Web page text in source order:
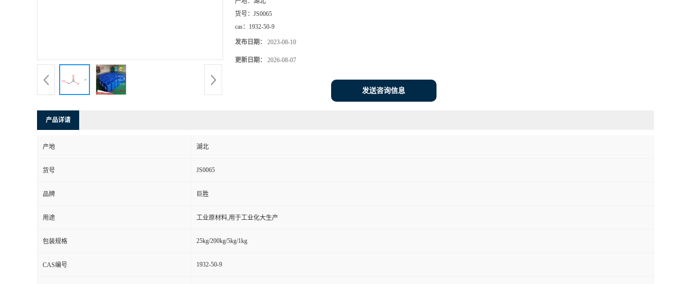
货号： JS0065
cas： 1932-50-9
发布日期： 2023-08-10
更新日期： 2026-08-07
发送咨询信息
产品详请
产地 湖北
货号 JS0065
品牌 巨胜
用途 工业原材料,用于工业化大生产
包装规格 25kg/200kg/5kg/1kg
CAS编号 1932-50-9